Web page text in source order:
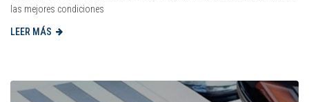
las mejores condiciones
LEER MÁS